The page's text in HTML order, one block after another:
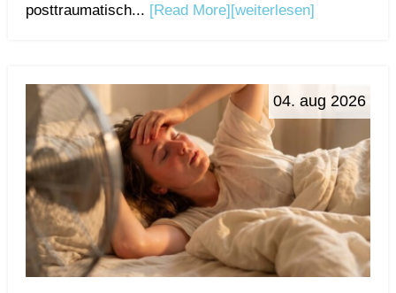
posttraumatisch... [Read More][weiterlesen]
04. aug 2026